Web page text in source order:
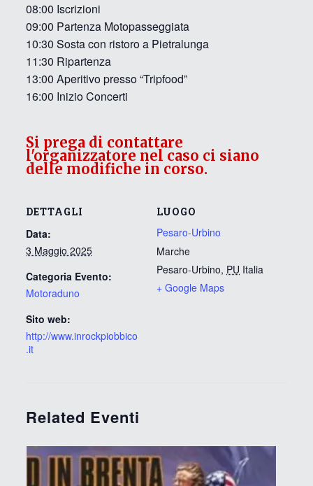
08:00 Iscrizioni
09:00 Partenza Motopasseggiata
10:30 Sosta con ristoro a Pietralunga
11:30 Ripartenza
13:00 Aperitivo presso “Tripfood”
16:00 Inizio Concerti
DETTAGLI
Data:
3 Maggio 2025
Categoria Evento:
Motoraduno
Sito web:
http://www.inrockpiobbico
.it
LUOGO
Pesaro-Urbino
Marche
Pesaro-Urbino, PU Italia
+ Google Maps
Related Eventi
Si prega di contattare
l'organizzatore nel caso ci siano
delle modifiche in corso.